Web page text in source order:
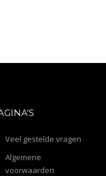
Veel gestelde vragen
Algemene
voorwaarden